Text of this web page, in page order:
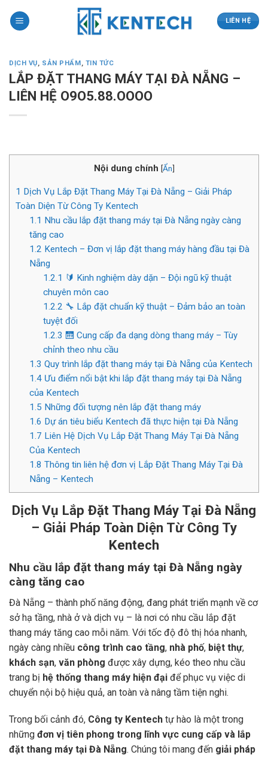
LIÊN HỆ
DỊCH VỤ, SẢN PHẨM, TIN TỨC
LẮP ĐẶT THANG MÁY TẠI ĐÀ NẴNG –
LIÊN HỆ O9O5.88.OOOO
Nội dung chính [Ẩn]
1 Dịch Vụ Lắp Đặt Thang Máy Tại Đà Nẵng – Giải Pháp
Toàn Diện Từ Công Ty Kentech
1.1 Nhu cầu lắp đặt thang máy tại Đà Nẵng ngày càng
tăng cao
1.2 Kentech – Đơn vị lắp đặt thang máy hàng đầu tại Đà
Nẵng
1.2.1 🔰 Kinh nghiệm dày dặn – Đội ngũ kỹ thuật
chuyên môn cao
1.2.2 🔧 Lắp đặt chuẩn kỹ thuật – Đảm bảo an toàn
tuyệt đối
1.2.3 🛗 Cung cấp đa dạng dòng thang máy – Tùy
chỉnh theo nhu cầu
1.3 Quy trình lắp đặt thang máy tại Đà Nẵng của Kentech
1.4Ưu điểm nổi bật khi lắp đặt thang máy tại Đà Nẵng
của Kentech
1.5 Những đối tượng nên lắp đặt thang máy
1.6 Dự án tiêu biểu Kentech đã thực hiện tại Đà Nẵng
1.7 Liên Hệ Dịch Vụ Lắp Đặt Thang Máy Tại Đà Nẵng
Của Kentech
1.8 Thông tin liên hệ đơn vị Lắp Đặt Thang Máy Tại Đà
Nẵng – Kentech
Dịch Vụ Lắp Đặt Thang Máy Tại Đà Nẵng
– Giải Pháp Toàn Diện Từ Công Ty
Kentech
Nhu cầu lắp đặt thang máy tại Đà Nẵng ngày
càng tăng cao
Đà Nẵng – thành phố năng động, đang phát triển mạnh về cơ
sở hạ tầng, nhà ở và dịch vụ – là nơi có nhu cầu lắp đặt
thang máy tăng cao mỗi năm. Với tốc độ đô thị hóa nhanh,
ngày càng nhiều công trình cao tầng, nhà phố, biệt thự,
khách sạn, văn phòng được xây dựng, kéo theo nhu cầu
trang bị hệ thống thang máy hiện đại để phục vụ việc di
chuyển nội bộ hiệu quả, an toàn và nâng tầm tiện nghi.
Trong bối cảnh đó, Công ty Kentech tự hào là một trong
những đơn vị tiên phong trong lĩnh vực cung cấp và lắp
đặt thang máy tại Đà Nẵng. Chúng tôi mang đến giải pháp